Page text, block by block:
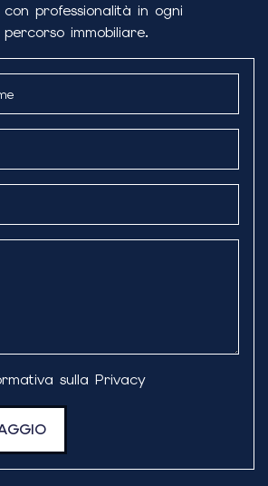
professionalità in ogni
immobiliare.
sulla Privacy